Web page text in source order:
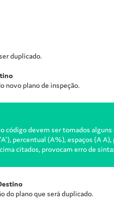
duplicado.
novo plano de inspeção.
código devem ser tomados
percentual (A%), espaços (A
citados, provocam erro de
do plano que será duplicado.